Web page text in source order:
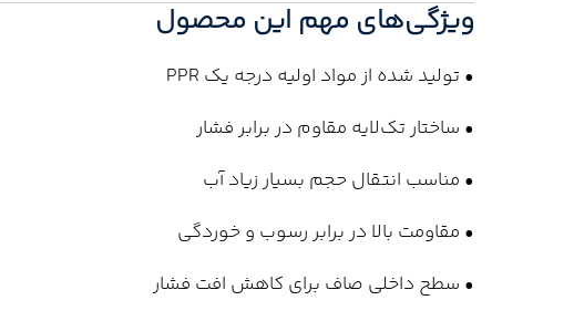
ویژگی‌های مهم این محصول
• تولید شده از مواد اولیه درجه یک PPR
• ساختار تک‌لایه مقاوم در برابر فشار
• مناسب انتقال حجم بسیار زیاد آب
• مقاومت بالا در برابر رسوب و خوردگی
• سطح داخلی صاف برای کاهش افت فشار